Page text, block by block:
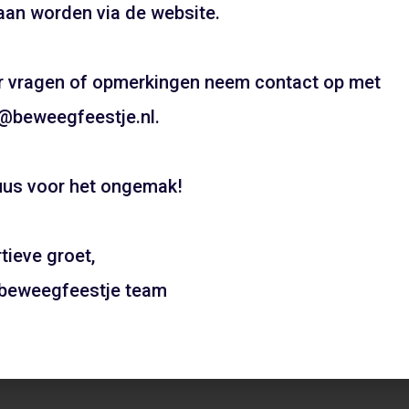
Huizerweg – Bussum
ADD TO CART
THEMA?
Pietentraining, Pakjes bezorgen? Het kan allemaal!
Bel snel voor de mogelijkheden!
06 21 89 71 85
Boeken
worden via de website.
vragen of opmerkingen neem contact op met
voor het ongemak!
groet,
team